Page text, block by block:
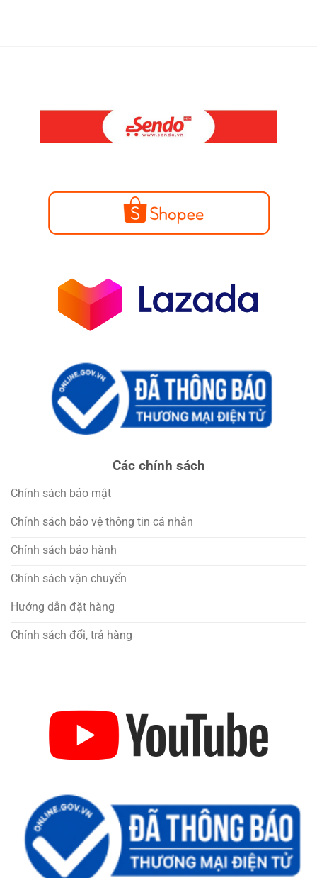
Các chính sách
Chính sách bảo mật
Chính sách bảo vệ thông tin cá nhân
Chính sách bảo hành
Chính sách vận chuyển
Hướng dẫn đặt hàng
Chính sách đổi, trả hàng